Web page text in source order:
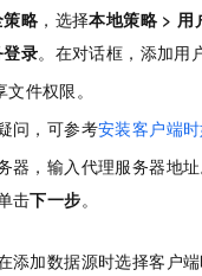
略 ，选择本地策略 > 用
录。在对话框，添加用户
件权限。
问，可参考安装客户端
器，输入代理服务器地
击下一步。
添加数据源时选择客户